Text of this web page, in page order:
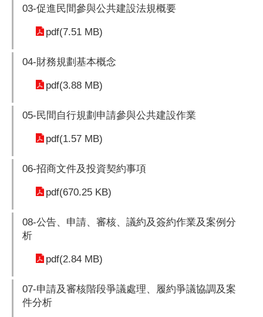
03-促進民間參與公共建設法規概要
pdf(7.51 MB)
04-財務規劃基本概念
pdf(3.88 MB)
05-民間自行規劃申請參與公共建設作業
pdf(1.57 MB)
06-招商文件及投資契約事項
pdf(670.25 KB)
08-公告、申請、審核、議約及簽約作業及案例分
析
pdf(2.84 MB)
07-申請及審核階段爭議處理、履約爭議協調及案
件分析